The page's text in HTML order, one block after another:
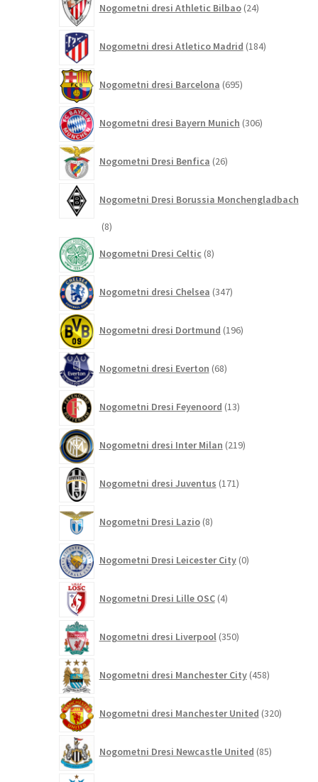
Nogometni dresi Athletic Bilbao 24izdelkov
Nogometni dresi Atletico Madrid 184izdelkov
Nogometni dresi Barcelona 695izdelkov
Nogometni dresi Bayern Munich 306izdelkov
Nogometni Dresi Benfica 26izdelkov
Nogometni Dresi Borussia Monchengladbach
88
Nogometni Dresi Celtic 8izdelkov
Nogometni dresi Chelsea 347izdelkov
Nogometni dresi Dortmund 196izdelkov
Nogometni dresi Everton 68izdelkov
Nogometni Dresi Feyenoord 13izdelkov
Nogometni dresi Inter Milan 219izdelkov
Nogometni dresi Juventus 171izdelkov
Nogometni Dresi Lazio 8izdelkov
Nogometni Dresi Leicester City 0izdelkov
Nogometni Dresi Lille OSC 4izdelki
Nogometni dresi Liverpool 350izdelkov
Nogometni dresi Manchester City 458izdelkov
Nogometni dresi Manchester United 320izdelkov
Nogometni Dresi Newcastle United 85izdelkov